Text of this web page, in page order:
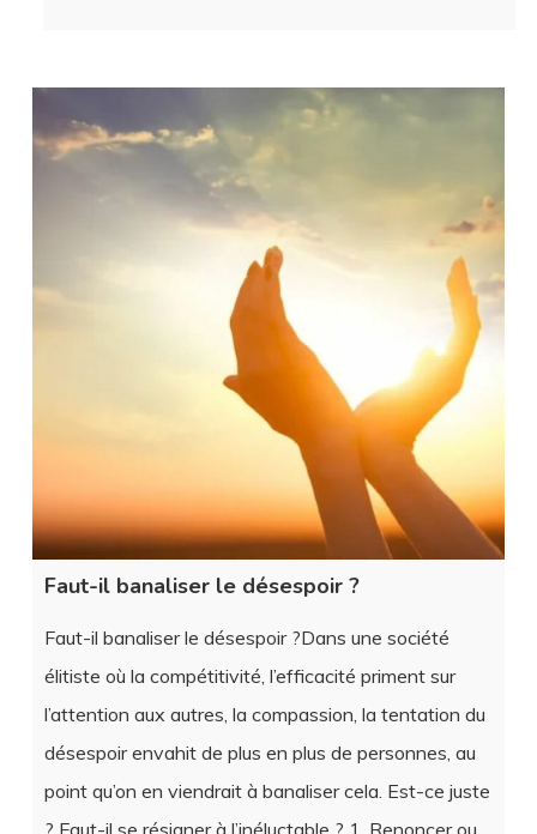
Faut-il banaliser le désespoir ?
Faut-il banaliser le désespoir ?Dans une société
l’attention aux autres, la compassion, la tentation du
désespoir envahit de plus en plus de personnes, au
point qu’on en viendrait à banaliser cela. Est-ce juste
? Faut-il se résigner à l’inéluctable ? 1. Renoncer ou
se battre ? Le désespoir est un fait. Les causes en